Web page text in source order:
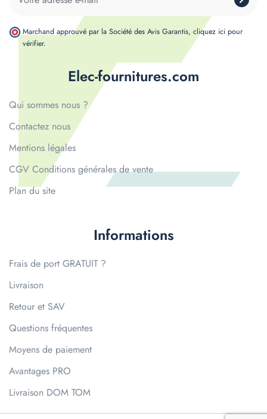
Elec-fournitures.com
Qui sommes nous ?
Contactez nous
Mentions légales
CGV Conditions générales de vente
Plan du site
Informations
Frais de port GRATUIT ?
Livraison
Retour et SAV
Questions fréquentes
Moyens de paiement
Avantages PRO
Livraison DOM TOM
Marchand approuvé par la Société des Avis Garantis, cliquez ici pour
vérifier.